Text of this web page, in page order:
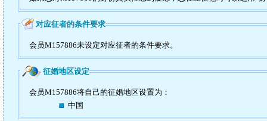
对应征者的条件要求
会员M157886未设定对应征者的条件要求。
征婚地区设定
会员M157886将自己的征婚地区设置为：
中国